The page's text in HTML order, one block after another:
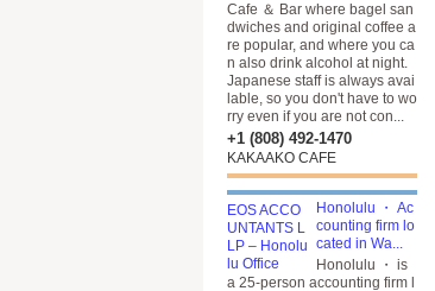
Cafe ＆ Bar where bagel san
dwiches and original coffee a
re popular, and where you ca
n also drink alcohol at night.
Japanese staff is always avai
lable, so you don't have to wo
rry even if you are not con...
+1 (808) 492-1470
KAKAAKO CAFE
Honolulu ・ Ac
counting firm lo
cated in Wa...
Honolulu ・ is
a 25-person accounting firm l